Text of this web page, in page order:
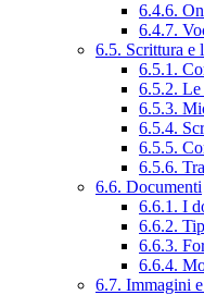
6.4.6.
6.4.7.
6.5. Scrittura e
6.5.1.
6.5.2. Le
6.5.3.
6.5.4.
6.5.5.
6.5.6.
6.6. Documenti
6.6.1. I
6.6.2.
6.6.3.
6.6.4.
6.7. Immagini